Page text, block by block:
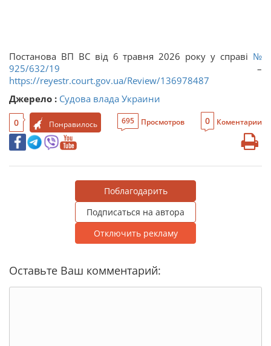
Постанова ВП ВС від 6 травня 2026 року у справі №
925/632/19 –
https://reyestr.court.gov.ua/Review/136978487
Джерело : Судова влада Украини
0 Понравилось 695 Просмотров 0 Коментарии
Поблагодарить
Подписаться на автора
Отключить рекламу
Оставьте Ваш комментарий: